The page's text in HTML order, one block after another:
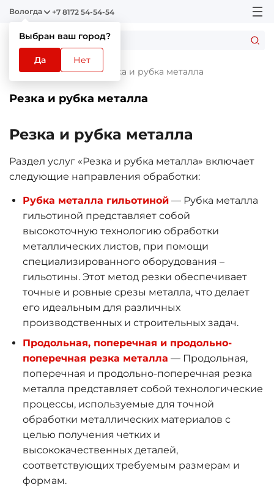
Вологда
Выбран ваш город?
Да Нет
+7 8172 54-54-54
Главная Услуги Резка и рубка металла
Резка и рубка металла
Резка и рубка металла
Раздел услуг «Резка и рубка металла» включает
следующие направления обработки:
Рубка металла гильотиной — Рубка металла
гильотиной представляет собой
высокоточную технологию обработки
металлических листов, при помощи
специализированного оборудования –
гильотины. Этот метод резки обеспечивает
точные и ровные срезы металла, что делает
его идеальным для различных
производственных и строительных задач.
Продольная, поперечная и продольно-
поперечная резка металла — Продольная,
поперечная и продольно-поперечная резка
металла представляет собой технологические
процессы, используемые для точной
обработки металлических материалов с
целью получения четких и
высококачественных деталей,
соответствующих требуемым размерам и
формам.